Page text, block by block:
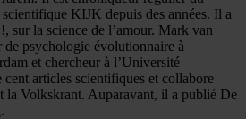
KIJK depuis des années. Il a
sur la science de l’amour. Mark van
psychologie évolutionnaire à
et chercheur à l’Université
articles scientifiques et collabore
la Volkskrant. Auparavant, il a publié De